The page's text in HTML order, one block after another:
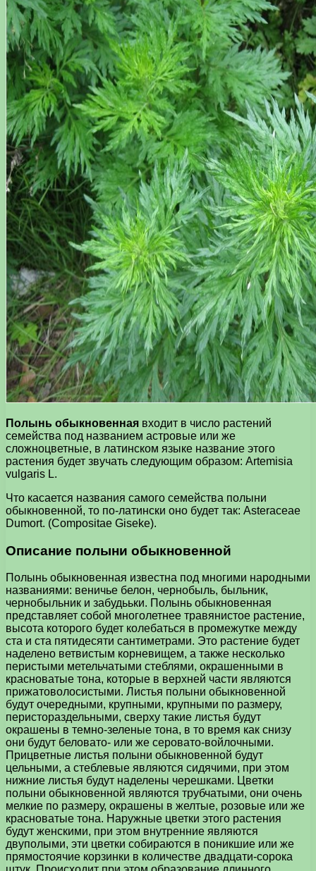
Полынь обыкновенная входит в число растений
семейства под названием астровые или же
сложноцветные, в латинском языке название этого
растения будет звучать следующим образом: Artemisia
vulgaris L.
Что касается названия самого семейства полыни
обыкновенной, то по-латински оно будет так: Asteraceae
Dumort. (Compositae Giseke).
Описание полыни обыкновенной
Полынь обыкновенная известна под многими народными
названиями: веничье белон, чернобыль, быльник,
чернобыльник и забудььки. Полынь обыкновенная
представляет собой многолетнее травянистое растение,
высота которого будет колебаться в промежутке между
ста и ста пятидесяти сантиметрами. Это растение будет
наделено ветвистым корневищем, а также несколько
перистыми метельчатыми стеблями, окрашенными в
красноватые тона, которые в верхней части являются
прижатоволосистыми. Листья полыни обыкновенной
будут очередными, крупными, крупными по размеру,
перистораздельными, сверху такие листья будут
окрашены в темно-зеленые тона, в то время как снизу
они будут беловато- или же серовато-войлочными.
Прицветные листья полыни обыкновенной будут
цельными, а стеблевые являются сидячими, при этом
нижние листья будут наделены черешками. Цветки
полыни обыкновенной являются трубчатыми, они очень
мелкие по размеру, окрашены в желтые, розовые или же
красноватые тона. Наружные цветки этого растения
будут женскими, при этом внутренние являются
двуполыми, эти цветки собираются в поникшие или же
прямостоячие корзинки в количестве двадцати-сорока